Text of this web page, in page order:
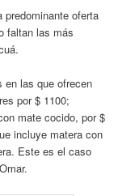
predominante oferta
faltan las más
en las que ofrecen
por $ 1100;
mate cocido, por $
incluye matera con
Este es el caso